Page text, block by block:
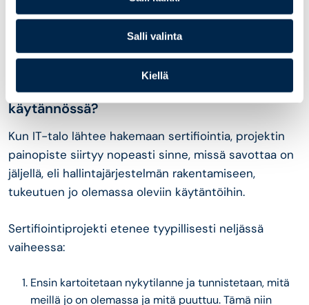
Salli valinta
Kiellä
sovelluskehitys ovat tyypillisiä toiminnan osa-alueita,
mutta niiden tietoturvatason järjestelmällinen
arviointi ja seuranta saattavat jäädä heikoksi.
Miten ISO 27001 -sertifiointiprojekti etenee
käytännössä?
Kun IT-talo lähtee hakemaan sertifiointia, projektin
painopiste siirtyy nopeasti sinne, missä savottaa on
jäljellä, eli hallintajärjestelmän rakentamiseen,
tukeutuen jo olemassa oleviin käytäntöihin.
Sertifiointiprojekti etenee tyypillisesti neljässä
vaiheessa:
Ensin kartoitetaan nykytilanne ja tunnistetaan, mitä
meillä jo on olemassa ja mitä puuttuu. Tämä niin